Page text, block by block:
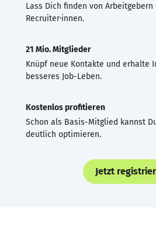
Lass Dich finden von Arbeitgebern
Recruiter·innen.
21 Mio. Mitglieder
Knüpf neue Kontakte und erhalte
besseres Job-Leben.
Kostenlos profitieren
Schon als Basis-Mitglied kannst
deutlich optimieren.
Jetzt